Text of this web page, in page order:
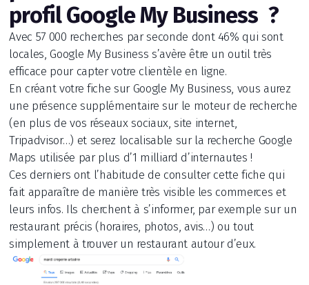
profil Google My Business ?
Avec 57 000 recherches par seconde dont 46% qui sont
locales, Google My Business s’avère être un outil très
efficace pour capter votre clientèle en ligne.
En créant votre fiche sur Google My Business, vous aurez
une présence supplémentaire sur le moteur de recherche
(en plus de vos réseaux sociaux, site internet,
Tripadvisor…) et serez localisable sur la recherche Google
Maps utilisée par plus d’1 milliard d’internautes !
Ces derniers ont l’habitude de consulter cette fiche qui
fait apparaître de manière très visible les commerces et
leurs infos. Ils cherchent à s’informer, par exemple sur un
restaurant précis (horaires, photos, avis…) ou tout
simplement à trouver un restaurant autour d’eux.